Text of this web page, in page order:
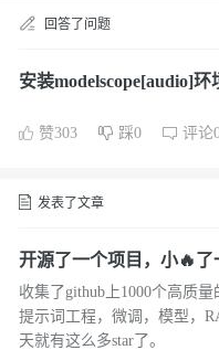
回答了问题
安装modelscope[audio]
赞303 踩0 评论
发表了文章
开源了一个项目，小🔥了
收集了github上1000个高质
提示词工程，微调，模型，
天就有这么多star了。